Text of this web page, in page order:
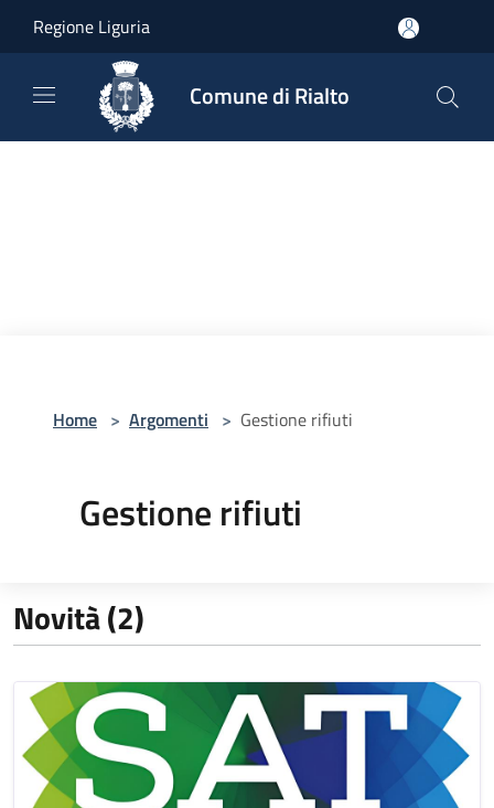
Regione Liguria
Comune di Rialto
Home > Argomenti > Gestione rifiuti
Gestione rifiuti
Novità (2)